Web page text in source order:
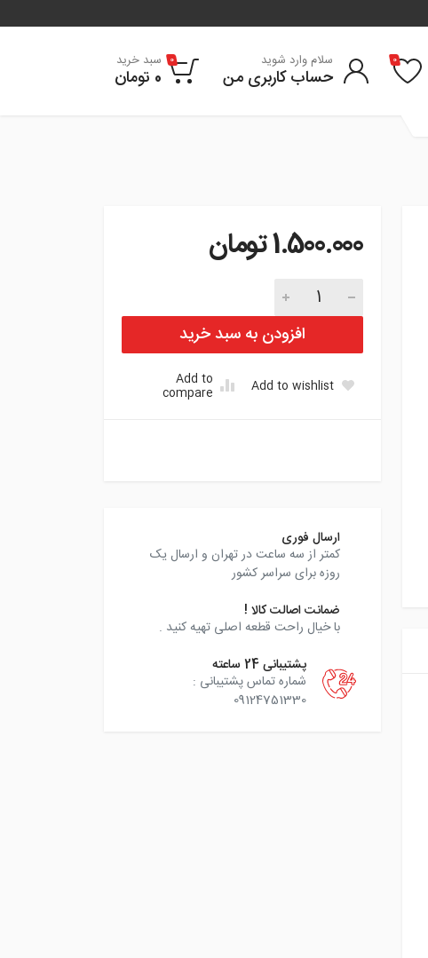
0 سلام وارد شوید
حساب کاربری من
0 سبد خرید
0 تومان
1.500.000تومان
موج گیر جلو هیوندا i20 تعداد
افزودن به سبد خرید
Add to wishlist
Add to
compare
ارسال فوری
کمتر از سه ساعت در تهران و ارسال یک
روزه برای سراسر کشور
ضمانت اصالت کالا !
با خیال راحت قطعه اصلی تهیه کنید .
پشتیبانی 24 ساعته
شماره تماس پشتیبانی :
09124751330